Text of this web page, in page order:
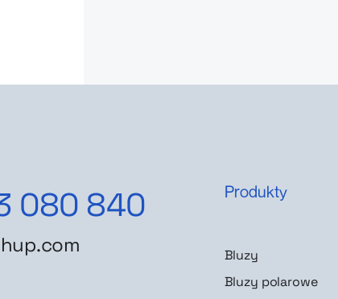
080 840 Produkty
Bluzy
Bluzy polarowe